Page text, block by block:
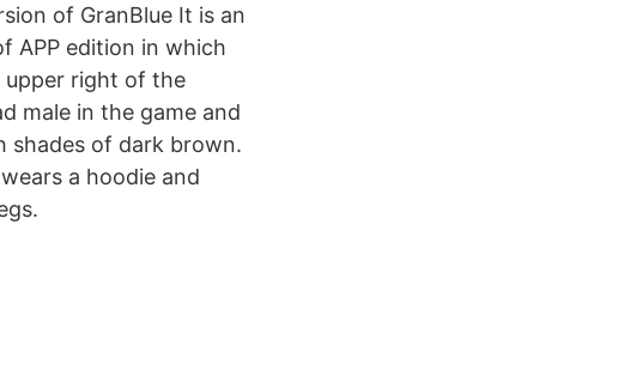
of GranBlue It is an
APP edition in which
upper right of the
male in the game and
shades of dark brown.
a hoodie and